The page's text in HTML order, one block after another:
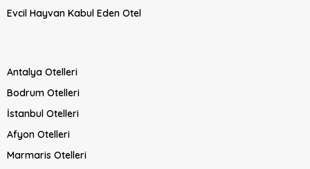
Evcil Hayvan Kabul Eden Otel
Antalya Otelleri
Bodrum Otelleri
İstanbul Otelleri
Afyon Otelleri
Marmaris Otelleri